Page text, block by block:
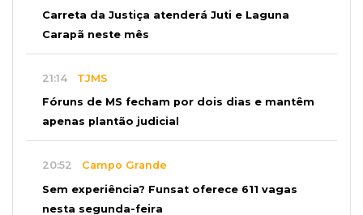
Carreta da Justiça atenderá Juti e Laguna
Carapã neste mês
21:14 TJMS
Fóruns de MS fecham por dois dias e mantêm
apenas plantão judicial
20:52 Campo Grande
Sem experiência? Funsat oferece 611 vagas
nesta segunda-feira